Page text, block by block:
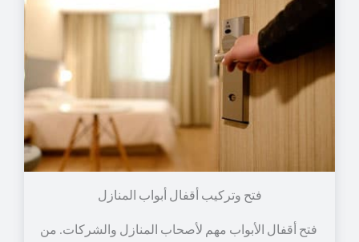
فتح وتركيب أقفال أبواب المنازل
فتح أقفال الأبواب مهم لأصحاب المنازل والشركات. من